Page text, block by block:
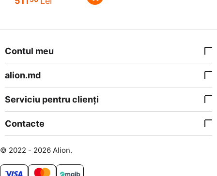
Contul meu
alion.md
Serviciu pentru clienți
Contacte
© 2022 - 2026 Alion.